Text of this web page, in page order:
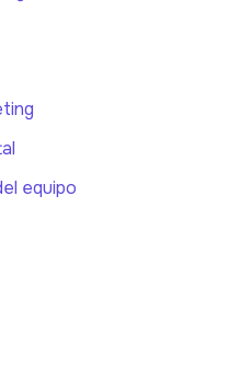
equipo